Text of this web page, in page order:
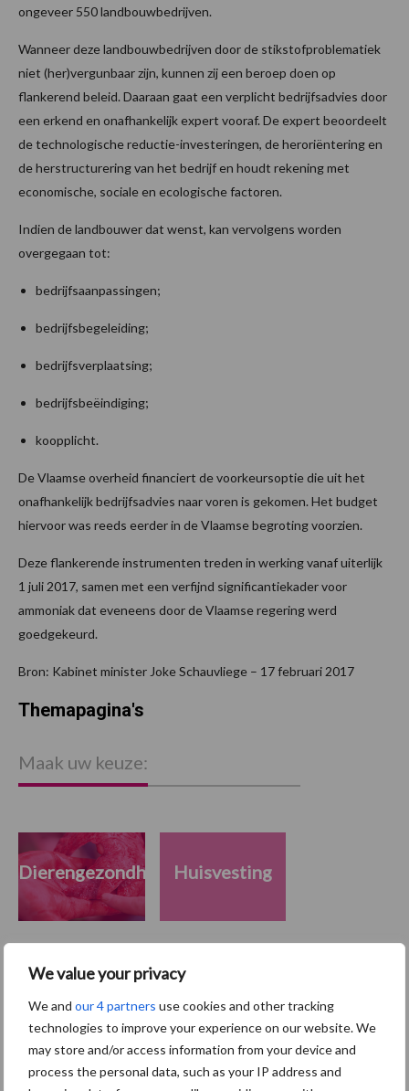
We value your privacy
We and our 4 partners use cookies and other tracking
technologies to improve your experience on our website. We
may store and/or access information from your device and
process the personal data, such as your IP address and
ongeveer 550 landbouwbedrijven.
Wanneer deze landbouwbedrijven door de stikstofproblematiek
niet (her)vergunbaar zijn, kunnen zij een beroep doen op
flankerend beleid. Daaraan gaat een verplicht bedrijfsadvies door
een erkend en onafhankelijk expert vooraf. De expert beoordeelt
de technologische reductie-investeringen, de heroriëntering en
de herstructurering van het bedrijf en houdt rekening met
economische, sociale en ecologische factoren.
Indien de landbouwer dat wenst, kan vervolgens worden
overgegaan tot:
bedrijfsaanpassingen;
bedrijfsbegeleiding;
bedrijfsverplaatsing;
bedrijfsbeëindiging;
koopplicht.
De Vlaamse overheid financiert de voorkeursoptie die uit het
onafhankelijk bedrijfsadvies naar voren is gekomen. Het budget
hiervoor was reeds eerder in de Vlaamse begroting voorzien.
Deze flankerende instrumenten treden in werking vanaf uiterlijk
1 juli 2017, samen met een verfijnd significantiekader voor
ammoniak dat eveneens door de Vlaamse regering werd
goedgekeurd.
Bron: Kabinet minister Joke Schauvliege – 17 februari 2017
Primaire
Recent nieuws Partner nieuws
Themapagina's
Maak uw keuze:
Dierengezondheid Huisvesting
Toon meer